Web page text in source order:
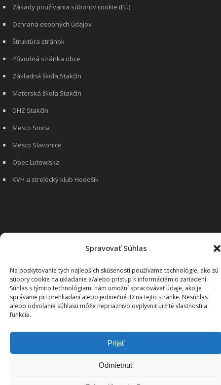
Spravovať Súhlas
Na poskytovanie tých najlepších skúseností používame technológie, ako sú
súbory cookie na ukladanie a/alebo prístup k informáciám o zariadení.
Súhlas s týmito technológiami nám umožní spracovávať údaje, ako je
správanie pri prehliadaní alebo jedinečné ID na tejto stránke. Nesúhlas
alebo odvolanie súhlasu môže nepriaznivo ovplyvniť určité vlastnosti a
funkcie.
Prijať
Odmietnuť
Zásady používania súborov cookie (EÚ)
Ochrana osobných údajov
Štruktúra stránok
Pôvodná stránka obce
Základná škola Stakčín
Materská škola Stakčín
DHZ Stakčín
Mesto Snina
Mesto Slavonice
Obec Lutowiska
KVH a strelecký klub Hodošík